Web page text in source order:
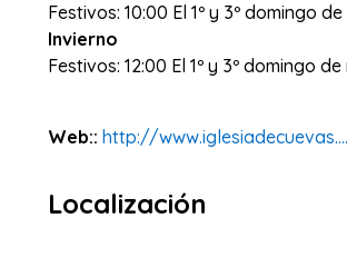
Festivos: 10:00 El 1º y 3º domingo de
Invierno
Festivos: 12:00 El 1º y 3º domingo de
Web:: http://www.iglesiadecuevas....
Localización